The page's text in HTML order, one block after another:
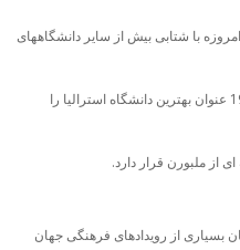
گردیده و امروزه با شتابی بیش از سایر دانشگاههای
این دانشگاه دو مرتبه در سالهای 1995 و 1999 عنوان بهترین دانشگاه استرالیا را
بسیاری از رویدادهای فرهنگی جهان